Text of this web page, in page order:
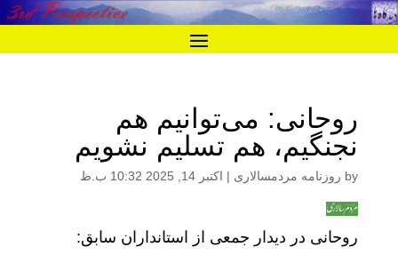
روحانی: می‌توانیم هم
نجنگیم، هم تسلیم نشویم
by روزنامه مردمسالاری | اکتبر 14, 2025 10:32 ب.ظ
روحانی در دیدار جمعی از استانداران سابق: